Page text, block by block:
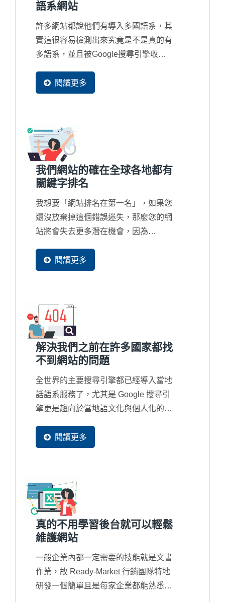
語系網站
許多網站都說他們有導入多國語系，其
實這很容易檢測出來究竟是不是真的有
多語系，並且被Google搜尋引擎收錄
閱讀更多
我們網站的確在全球各地都有
關鍵字排名
我想要「網站排名在第一名」，如果您
還沒放棄掉這個錯誤迷失，那麼您的網
站將會失去更多潛在機會，因為
閱讀更多
解決我們之前在許多國家都找
不到網站的問題
全世界的主要搜尋引擎都已經導入當地
話語系服務了，尤其是 Google 搜尋引
擎更是趨向於當地語文化與個人化的搜
多國語系網頁產生，並且可以被收錄在
當地的搜尋引擎資料庫裡，這樣才會再
閱讀更多
真的不用學習後台就可以輕鬆
維護網站
一般企業內都一定需要的技能就是文書
作業，故 Ready-Market 行銷團隊特地
研發一個簡單且是每家企業都能熟悉的